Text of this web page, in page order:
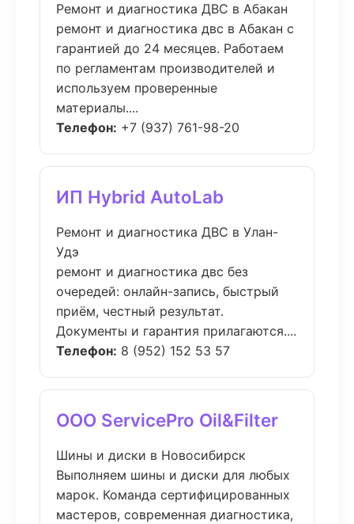
Ремонт и диагностика ДВС в Абакан
ремонт и диагностика двс в Абакан с
гарантией до 24 месяцев. Работаем
по регламентам производителей и
используем проверенные
материалы....
Телефон: +7 (937) 761-98-20
ИП Hybrid AutoLab
Ремонт и диагностика ДВС в Улан-
Удэ
ремонт и диагностика двс без
очередей: онлайн-запись, быстрый
приём, честный результат.
Документы и гарантия прилагаются....
Телефон: 8 (952) 152 53 57
ООО ServicePro Oil&Filter
Шины и диски в Новосибирск
Выполняем шины и диски для любых
марок. Команда сертифицированных
мастеров, современная диагностика,